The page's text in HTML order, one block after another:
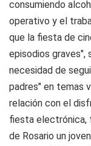
consumiendo
operativo y el
que la fiesta de
episodios graves",
necesidad de
padres" en temas
relación con el
fiesta electrónica,
de Rosario un